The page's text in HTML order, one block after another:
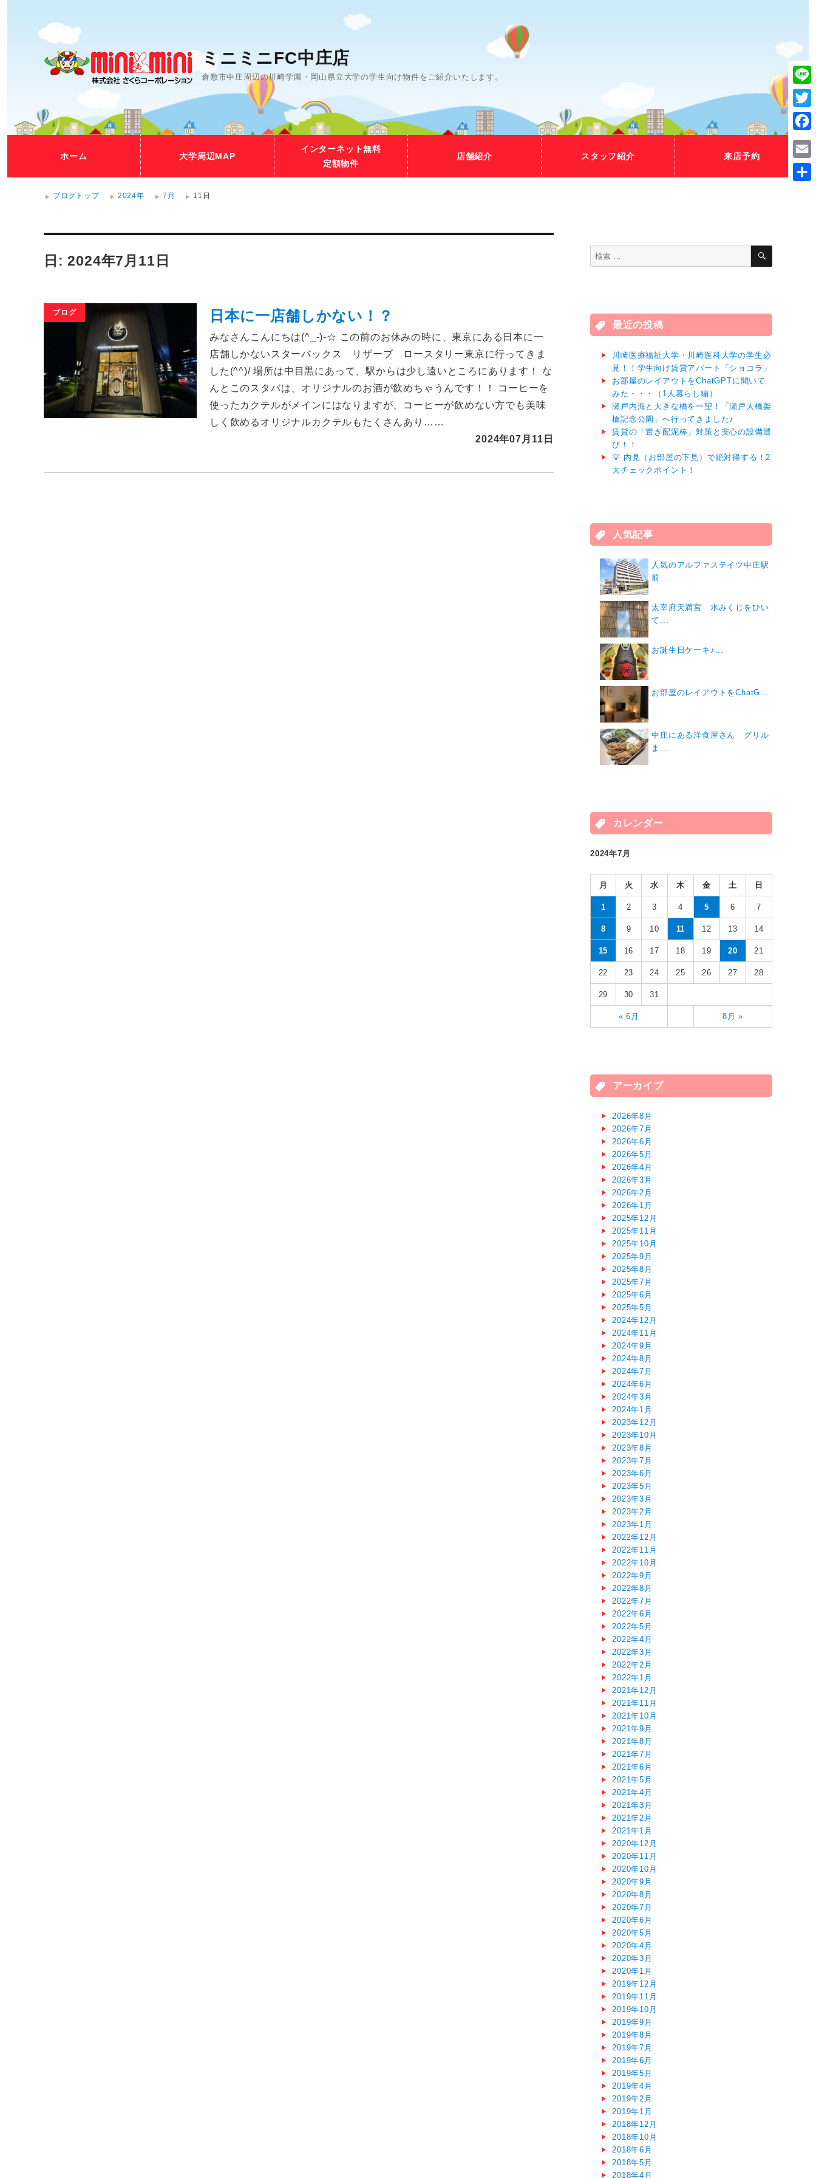
ミニミニFC中庄店
倉敷市中庄周辺の川崎学園・岡山県立大学の学生向け物件をご紹介いたします。
ホーム 大学周辺MAP
インターネット無料
定額物件
店舗紹介 スタッフ紹介 来店予約
ブログトップ 2024年 7月 11日
日: 2024年7月11日
ブログ 日本に一店舗しかない！？
みなさんこんにちは(^_-)-☆ この前のお休みの時に、東京にある日本に一
店舗しかないスターバックス リザーブ ロースタリー東京に行ってきま
した(^^)/ 場所は中目黒にあって、駅からは少し遠いところにあります！ な
んとこのスタバは、オリジナルのお酒が飲めちゃうんです！！ コーヒーを
使ったカクテルがメインにはなりますが、コーヒーが飲めない方でも美味
しく飲めるオリジナルカクテルもたくさんあり……
2024年07月11日
検
索
検
最近の投稿
川崎医療福祉大学・川崎医科大学の学生必
見！！学生向け賃貸アパート「ショコラ」
お部屋のレイアウトをChatGPTに聞いて
みた・・・（1人暮らし編）
瀬戸内海と大きな橋を一望！「瀬戸大橋架
橋記念公園」へ行ってきました♪
賃貸の「置き配泥棒」対策と安心の設備選
び！！
💡 内見（お部屋の下見）で絶対得する！2
大チェックポイント！
人気記事
人気のアルファステイツ中庄駅
前...
太宰府天満宮 水みくじをひい
て...
お誕生日ケーキ♪...
お部屋のレイアウトをChatG...
中庄にある洋食屋さん グリル
ま...
カレンダー
2024年7月
月 火 水 木 金 土 日
« 6月 8月 »
1 2 3 4 5 6 7
8 9 10 11 12 13 14
15 16 17 18 19 20 21
22 23 24 25 26 27 28
29 30 31
アーカイブ
2026年8月
2026年7月
2026年6月
2026年5月
2026年4月
2026年3月
2026年2月
2026年1月
2025年12月
2025年11月
2025年10月
2025年9月
2025年8月
2025年7月
2025年6月
2025年5月
2024年12月
2024年11月
2024年9月
2024年8月
2024年7月
2024年6月
2024年3月
2024年1月
2023年12月
2023年10月
2023年8月
2023年7月
2023年6月
2023年5月
2023年3月
2023年2月
2023年1月
2022年12月
2022年11月
2022年10月
2022年9月
2022年8月
2022年7月
2022年6月
2022年5月
2022年4月
2022年3月
2022年2月
2022年1月
2021年12月
2021年11月
2021年10月
2021年9月
2021年8月
2021年7月
2021年6月
2021年5月
2021年4月
2021年3月
2021年2月
2021年1月
2020年12月
2020年11月
2020年10月
2020年9月
2020年8月
2020年7月
2020年6月
2020年5月
2020年4月
2020年3月
2020年1月
2019年12月
2019年11月
2019年10月
2019年9月
2019年8月
2019年7月
2019年6月
2019年5月
2019年4月
2019年2月
2019年1月
2018年12月
2018年10月
2018年6月
2018年5月
2018年4月
Line